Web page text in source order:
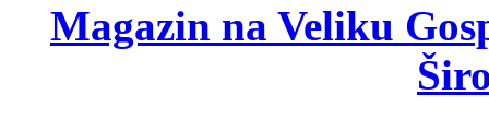
Magazin na Veliku